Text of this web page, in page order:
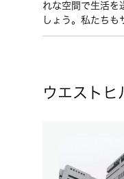
れな空間で生活を
しょう。私たちも
ウエスト